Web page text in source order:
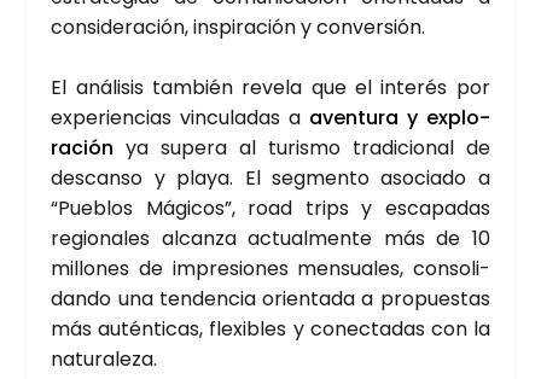
con­si­de­ra­ción, ins­pi­ra­ción y con­ver­sión.
El aná­li­sis tam­bién reve­la que el inte­rés por
expe­rien­cias vin­cu­la­das a aven­tu­ra y explo­
ra­ción ya supera al turis­mo tra­di­cio­nal de
des­can­so y pla­ya. El seg­men­to aso­cia­do a
“Pue­blos Mági­cos”, road trips y esca­pa­das
regio­na­les alcan­za actual­men­te más de 10
millo­nes de impre­sio­nes men­sua­les, con­so­li­
dan­do una ten­den­cia orien­ta­da a pro­pues­tas
más autén­ti­cas, fle­xi­bles y conec­ta­das con la
natu­ra­le­za.